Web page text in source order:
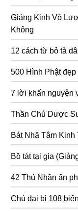
Giảng Kinh Vô
Không
12 cách từ bỏ tà
500 Hình Phật
7 lời khấn nguyện
Thần Chú Dược
Bát Nhã Tâm Kinh
Bồ tát tại gia
42 Thủ Nhãn ấn
Chú đại bi 108